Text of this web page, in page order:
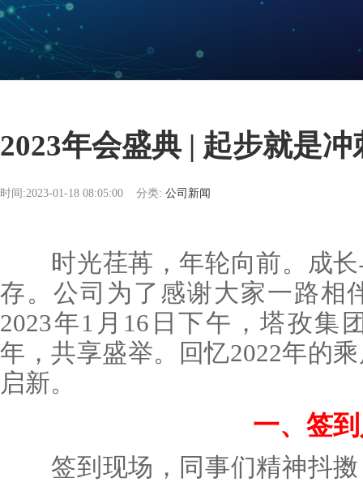
2023年会盛典 | 起步就是
时间:2023-01-18 08:05:00 分类: 公司新闻
时光荏苒，年轮向前。成长
存。公司为了感谢大家一路相
2023年1月16日下午，塔孜集
年，共享盛举。回忆2022年的
启新。
一、签
签到现场，同事们精神抖擞